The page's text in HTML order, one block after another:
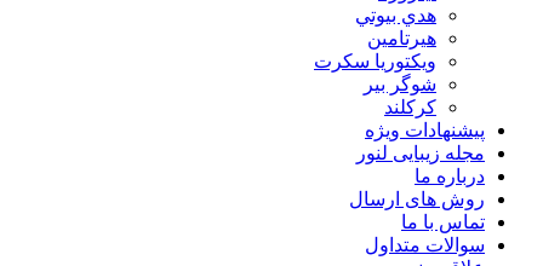
هدي بيوتي
هیرتامین
ویکتوریا سکرت
شوگر بير
کرکلند
پیشنهادات ویژه
مجله زیبایی لنور
درباره ما
روش های ارسال
تماس با ما
سوالات متداول